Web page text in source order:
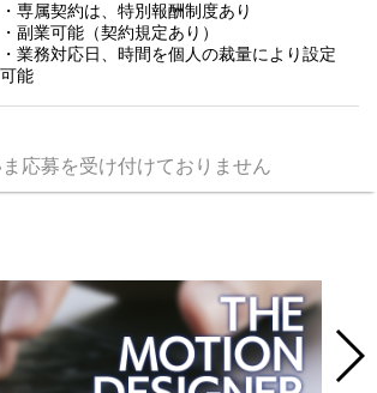
・専属契約は、特別報酬制度あり
・副業可能（契約規定あり）
・業務対応日、時間を個人の裁量により設定
可能
応募を受け付けておりません